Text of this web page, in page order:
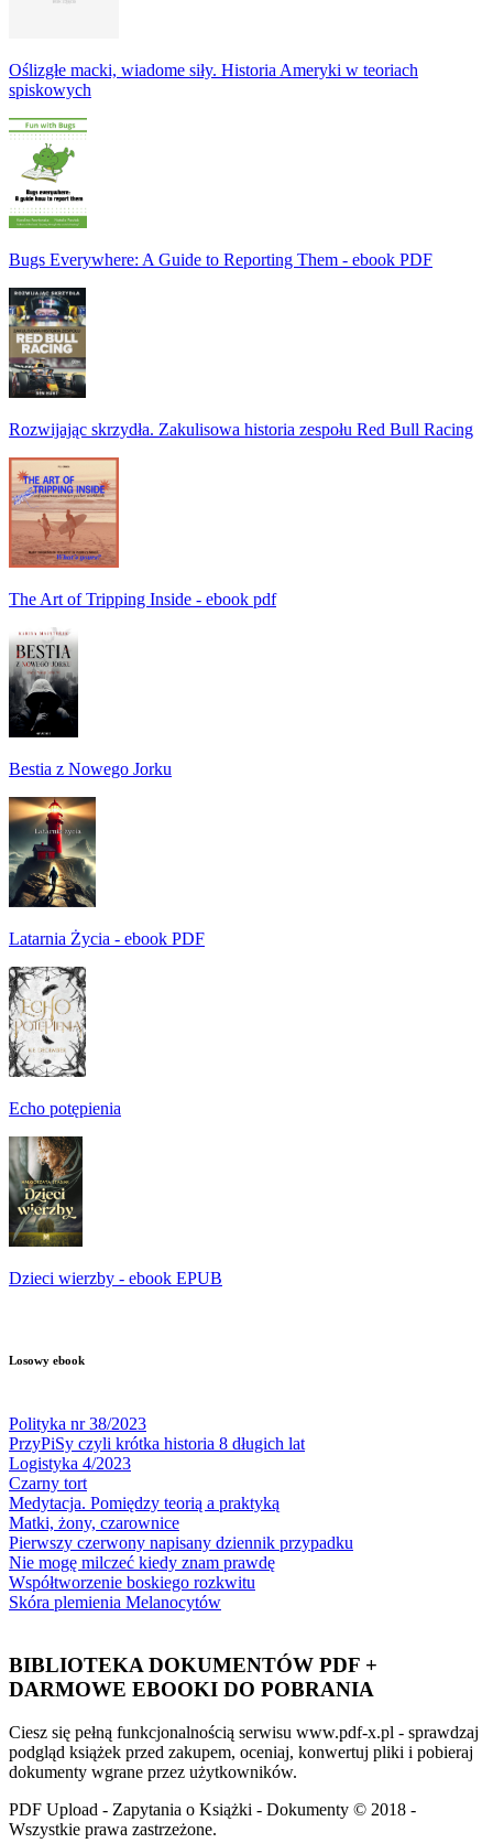
Oślizgłe macki, wiadome siły. Historia Ameryki w teoriach
spiskowych
Bugs Everywhere: A Guide to Reporting Them - ebook PDF
Rozwijając skrzydła. Zakulisowa historia zespołu Red Bull Racing
The Art of Tripping Inside - ebook pdf
Bestia z Nowego Jorku
Latarnia Życia - ebook PDF
Echo potępienia
Dzieci wierzby - ebook EPUB
Losowy ebook
Polityka nr 38/2023
PrzyPiSy czyli krótka historia 8 długich lat
Logistyka 4/2023
Czarny tort
Medytacja. Pomiędzy teorią a praktyką
Matki, żony, czarownice
Pierwszy czerwony napisany dziennik przypadku
Nie mogę milczeć kiedy znam prawdę
Współtworzenie boskiego rozkwitu
Skóra plemienia Melanocytów
BIBLIOTEKA DOKUMENTÓW PDF +
DARMOWE EBOOKI DO POBRANIA
Ciesz się pełną funkcjonalnością serwisu www.pdf-x.pl - sprawdzaj
podgląd książek przed zakupem, oceniaj, konwertuj pliki i pobieraj
dokumenty wgrane przez użytkowników.
PDF Upload - Zapytania o Książki - Dokumenty © 2018 -
Wszystkie prawa zastrzeżone.